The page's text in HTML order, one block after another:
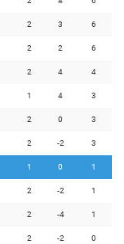
2 3 6
2 2 6
2 4 4
1 4 3
2 0 3
2 -2 3
1 0 1
2 -2 1
2 -4 1
2 -2 0